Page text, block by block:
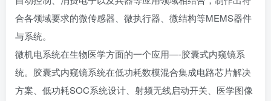
合各领域要求的微传感器、微执行器、微结构等MEMS器件
与系统。
微机电系统在生物医学方面的一个应用—-胶囊式内窥镜系
统。胶囊式内窥镜系统在低功耗数模混合集成电路芯片解决
方案、低功耗SOC系统设计、射频无线启动开关、医学图像